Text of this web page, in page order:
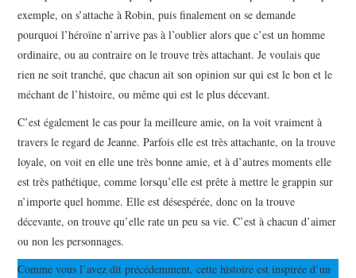
exemple, on s’attache à Robin, puis finalement on se demande
pourquoi l’héroïne n’arrive pas à l’oublier alors que c’est un homme
ordinaire, ou au contraire on le trouve très attachant. Je voulais que
rien ne soit tranché, que chacun ait son opinion sur qui est le bon et le
méchant de l’histoire, ou même qui est le plus décevant.
C’est également le cas pour la meilleure amie, on la voit vraiment à
travers le regard de Jeanne. Parfois elle est très attachante, on la trouve
loyale, on voit en elle une très bonne amie, et à d’autres moments elle
est très pathétique, comme lorsqu’elle est prête à mettre le grappin sur
n’importe quel homme. Elle est désespérée, donc on la trouve
décevante, on trouve qu’elle rate un peu sa vie. C’est à chacun d’aimer
ou non les personnages.
Comme vous l’avez dit précédemment, cette histoire est inspirée d’un